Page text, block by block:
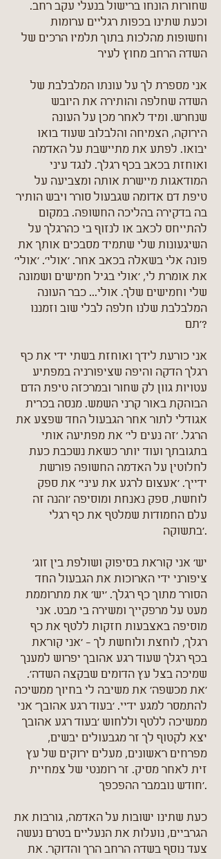
שחורות הונחו ברישול בנעלי עקב רחב.
וכעת שתינו בכפות רגליים ערומות
וחשופות מהלכות בתוך תלמיו הרכים של
השדה הרחב מחוץ לעיר
אני מספרת לך על עונתו המלבלבת של
השדה שחלפה והותירה את היובש
שנחרש. ומיד לאחר מכן על העונה
הירוקה, הצמיחה והלבלוב שעוד בואו
יבואו. לפתע את מתיישבת על האדמה
ואוחזת בכאב בכף רגלך. לנגד עיני
המודאגות מיישרת אותה ומצביעה על
טיפת דם אדומה שגבעול סורר ויבש הותיר
בה בדקירה בהליכה החשופה. במקום
להתייחס לכאב או לנזוף בי כהרגלך על
השיגעונות שלי שתמיד מסבכים אותך את
פונה אלי בשאלה בכאב אחר. 'אולי'. 'אולי'
את אומרת לי, 'אולי בגיל חמישים ושמונה
שלי וחמישים שלך. אולי... כבר העונה
המלבלבת שלנו חלפה לבלי שוב וזמננו
תם'?
אני כורעת לידך ואוחזת בשתי ידי את כף
רגלך הדקה והיפה שציפורניה במפתיע
עטויות גוון לק שחור ובמרכזה טיפת הדם
הבוהקת באור קרני השמש. מנסה בכרית
אגודלי לתור אחר הגבעול החד שפצע את
הרגל. 'זה נעים לי' את מפתיעה אותי
בתגובתך ועוד יותר כשאת נשכבת כעת
לחלוטין על האדמה החשופה פורשת
ידייך. 'אעצום לרגע את עיני' את ספק
לוחשת, ספק נאנחת ומוסיפה 'והנה זה
עלם החמודות שמלטף את כף רגלי
בתשוקה'.
'יש' אני קוראת בסיפוק ושולפת בין זוג
ציפורני ידי הארוכות את הגבעול החד
הסורר מתוך כף רגלך. 'יש' את מתרוממת
מעט על מרפקייך ומשירה בי מבט. אני
מוסיפה באצבעות חזקות ללטף את כף
רגלך, לוחצת ולוחשת לך - 'אני קוראת
בכף רגלך שעוד רגע אהובך יפרוש למענך
שמיכה בצל עץ הדומים שבקצה השדה'.
'את מכשפה' את משיבה לי בחיוך ממשיכה
להתמסר למגע ידיי. 'בעוד רגע אהובך' אני
ממשיכה ללטף וללחוש 'בעוד רגע אהובך
יצא לקטוף לך זר מגבעולים יבשים,
מפרחים ראשונים, מעלים ירוקים של עץ
זית לאחר מסיק. זר רומנטי של צמחיית
חודש נובמבר ההפכפך'.
כעת שתינו ישובות על האדמה, גורבות את
הגרביים, נועלות את הנעליים בטרם נעשה
צעד נוסף בשדה הרחב הרך והדוקר. את